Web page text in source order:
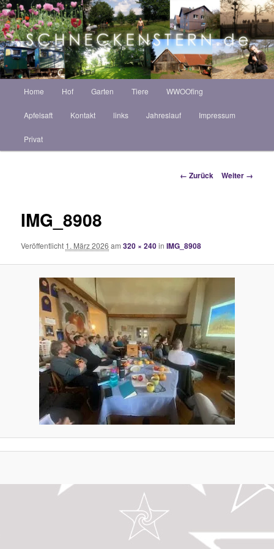
Zum
Inhalt
wechseln
Schneckenstern HOF
ZINT ANNEKATRIN
Home Hof Garten Tiere WWOOfing
Apfelsaft Kontakt links Jahreslauf Impressum
Privat
Bilder-
← Zurück Weiter →
IMG_8908
Veröffentlicht 1. März 2026 am320 × 240inIMG_8908